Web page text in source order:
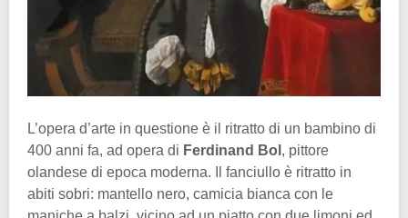
L’opera d’arte in questione è il ritratto di un bambino di
400 anni fa, ad opera di Ferdinand Bol , pittore
olandese di epoca moderna. Il fanciullo è ritratto in
abiti sobri: mantello nero, camicia bianca con le